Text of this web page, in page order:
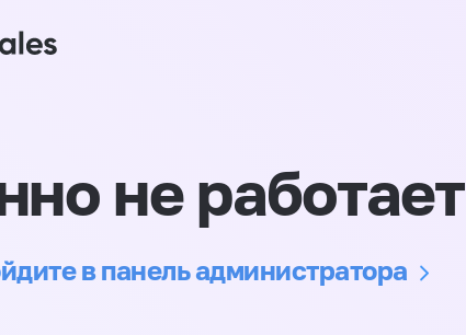
не работает
в панель администратора